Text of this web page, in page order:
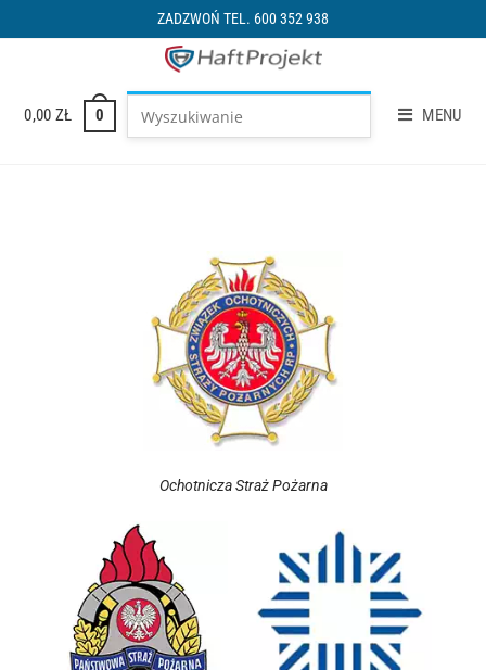
ZADZWOŃ TEL. 600 352 938
0,00 ZŁ 0 MENU
Ochotnicza Straż Pożarna